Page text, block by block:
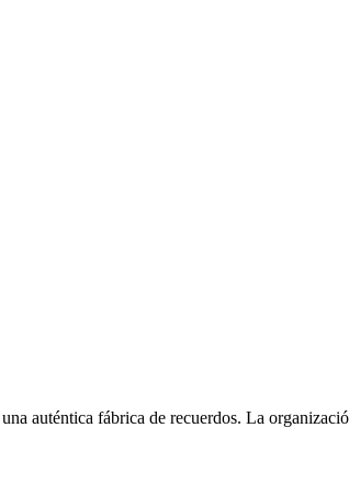
auténtica fábrica de recuerdos. La